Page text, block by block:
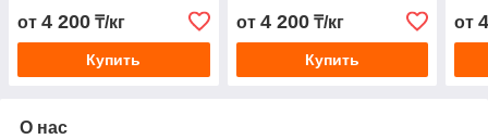
от 4 200 ₸/кг
Купить
от 4 200₸/кг
Купить
от
О нас